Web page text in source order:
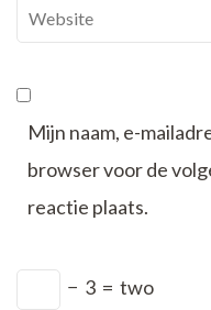
Website
Mijn naam, e-
browser voor de
reactie plaats.
− 3 = two